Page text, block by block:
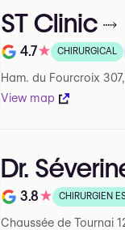
ST Clinic
Note de 4.7 sur 5
4.7★ CHIRURGICAL
Ham. du Fourcroix
View map
Dr.
Note de 3.8 sur 5
3.8★ CHIRURGIEN
Chaussée de Tournai